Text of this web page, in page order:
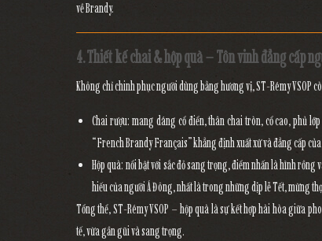
về Brandy.
4. Thiết kế chai & hộp quà – Tôn vinh đẳng cấp
Không chỉ chinh phục người dùng bằng hương vị,ST-Rémy VSOP
Chai rượu: mang dáng cổ điển, thân chai tròn, cổ cao, phủ
“French Brandy Français” khẳng định xuất xứ và đẳng cấp
Hộp quà: nổi bật với sắcđỏ sang trọng, điểm nhấn là hìnhrồng
hiếu của người Á Đông, nhất là trong những dịp lễ Tết, mừng
Tổng thể,ST-Rémy VSOP – hộp quàlà sự kết hợp hài hòa giữa
tế, vừa gần gũi và sang trọng.